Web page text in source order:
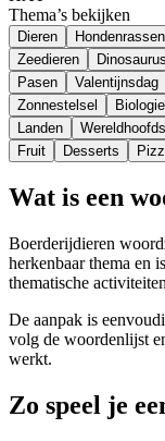
Thema’s bekijken
Dieren Hondenrassen
Zeedieren
Pasen
Valentijnsdag
Zonnestelsel
Biologie
Landen
Fruit
Desserts
Wat is een
Boerderijdieren
herkenbaar thema en
thematische
De aanpak is
volg de woordenlijst
werkt.
Zo speel je